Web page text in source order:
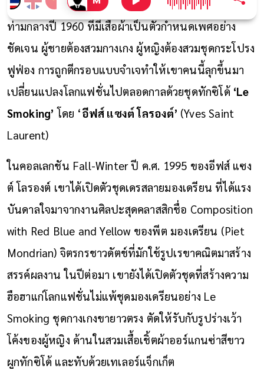
ท่ามกลางปี 1960ที่มีเสื้อผ้าเป็นตัวกำหนดเพศอย่าง
ชัดเจน ผู้ชายต้องสวมกางเกง ผู้หญิงต้องสวมชุดกระโปรง
ฟูฟ่อง การถูกตีกรอบแบบจำเจทำให้เขาคนนี้ลุกขึ้นมา
เปลี่ยนแปลงโลกแฟชั่นไปตลอดกาลด้วยชุดทักซิโด้ ‘Le
Smoking’ โดย ‘อีฟส์ แซงต์ โลรองต์’ (Yves Saint
Laurent)
ในคอลเลกชัน Fall-Winter ปี ค.ศ. 1995 ของอีฟส์ แซง
ต์ โลรองต์ เขาได้เปิดตัวชุดเดรสลายมองเดรียน ที่ได้แรง
บันดาลใจมาจากงานศิลปะสุดคลาสสิกชื่อ Composition
with Red Blue and Yellow ของพีต มองเดรียน (Piet
Mondrian) จิตรกรชาวดัตช์ที่มักใช้รูปเรขาคณิตมาสร้าง
สรรค์ผลงาน ในปีต่อมา เขายังได้เปิดตัวชุดที่สร้างความ
ฮือฮาแก่โลกแฟชั่นไม่แพ้ชุดมองเดรียนอย่าง Le
Smoking ชุดกางเกงขายาวตรง ตัดให้รับกับรูปร่างเว้า
โค้งของผู้หญิง ด้านในสวมเสื้อเชิ้ตผ้าออร์แกนซ่าสีขาว
ผูกทักซิโด้ และทับด้วยเทเลอร์แจ็กเก็ต